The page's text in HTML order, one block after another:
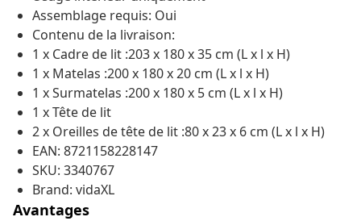
Assemblage requis: Oui
Contenu de la livraison:
1 x Cadre de lit :203 x 180 x 35 cm (L x l x H)
1 x Matelas :200 x 180 x 20 cm (L x l x H)
1 x Surmatelas :200 x 180 x 5 cm (L x l x H)
1 x Tête de lit
2 x Oreilles de tête de lit :80 x 23 x 6 cm (L x l x H)
EAN: 8721158228147
SKU: 3340767
Brand: vidaXL
Avantages